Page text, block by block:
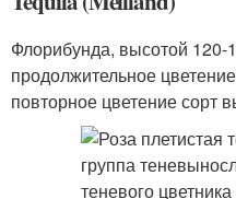
Флорибунда, высотой
продолжительное
повторное цветение сорт